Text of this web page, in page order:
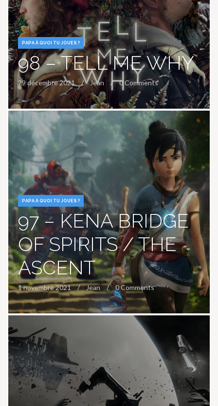
PAPA À QUOI TU JOUES ?
98 – TELL ME WHY
29 décembre 2021 Jean 0 Comments
PAPA À QUOI TU JOUES ?
97 – KENA BRIDGE
OF SPIRITS / THE
ASCENT
1 novembre 2021 Jean 0 Comments